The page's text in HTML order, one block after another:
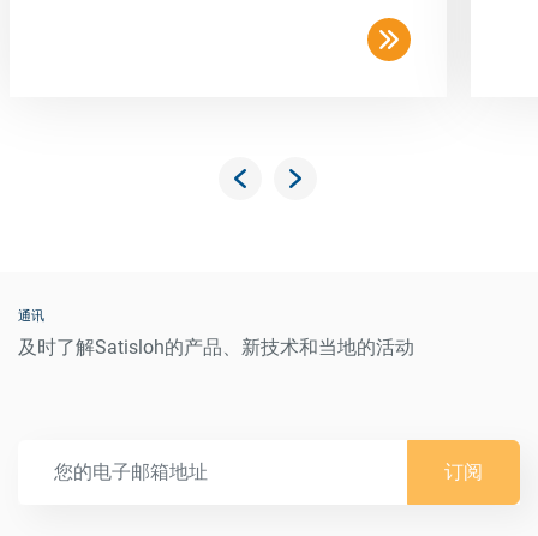
通讯
及时了解Satisloh的产品、新技术和当地的活动
订阅